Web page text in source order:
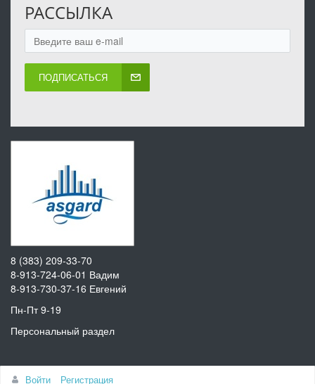
РАССЫЛКА
ПОДПИСАТЬСЯ
8 (383) 209-33-70
8-913-724-06-01 Вадим
8-913-730-37-16 Евгений
Пн-Пт 9-19
Персональный раздел
Наверх
Войти Регистрация